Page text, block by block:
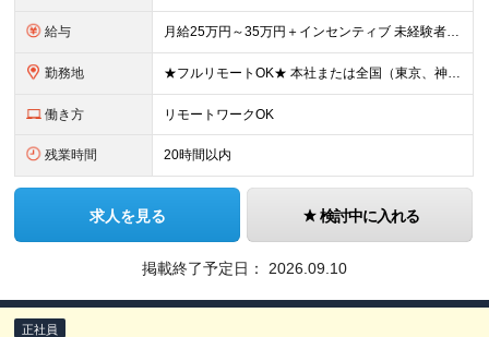
給与 月給25万円～35万円＋インセンティブ 未経験者：月給25万円～＋インセンティブ 経験者：月給35万円～＋インセンティブ （※経験者は営業経験5年以上の方を想定） ※経験・スキルなどを考慮のうえ、
勤務地 ★フルリモートOK★ 本社または全国（東京、神奈川、千葉、埼玉、大阪）にあるオフィスの利用も可能です！ ＜本社住所＞ 東京都豊島区南池袋1-16-15リージャス5階 ＜大阪支社＞ 大阪府大阪市北区
働き方 リモートワークOK
残業時間 20時間以内
求人を見る 検討中に入れる
掲載終了予定日： 2026.09.10
正社員